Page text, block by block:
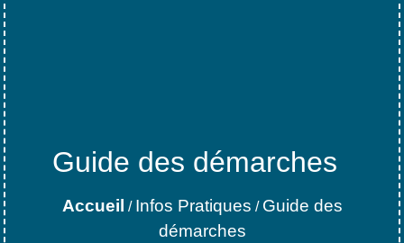
Guide des démarches
Accueil / Infos Pratiques / Guide des
démarches